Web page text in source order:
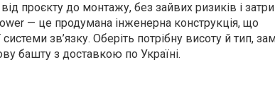
проєкту до монтажу, без зайвих ризиків і
— це продумана інженерна конструкція, що
зв’язку. Оберіть потрібну висоту й тип,
башту з доставкою по Україні.